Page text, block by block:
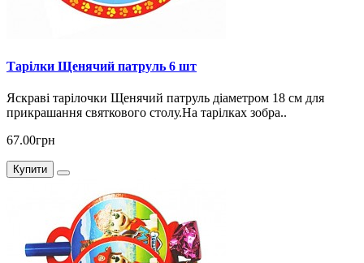
Тарілки Щенячий патруль 6 шт
Яскраві тарілочки Щенячий патруль діаметром 18 см для
прикрашання святкового столу.На тарілках зобра..
67.00грн
Купити